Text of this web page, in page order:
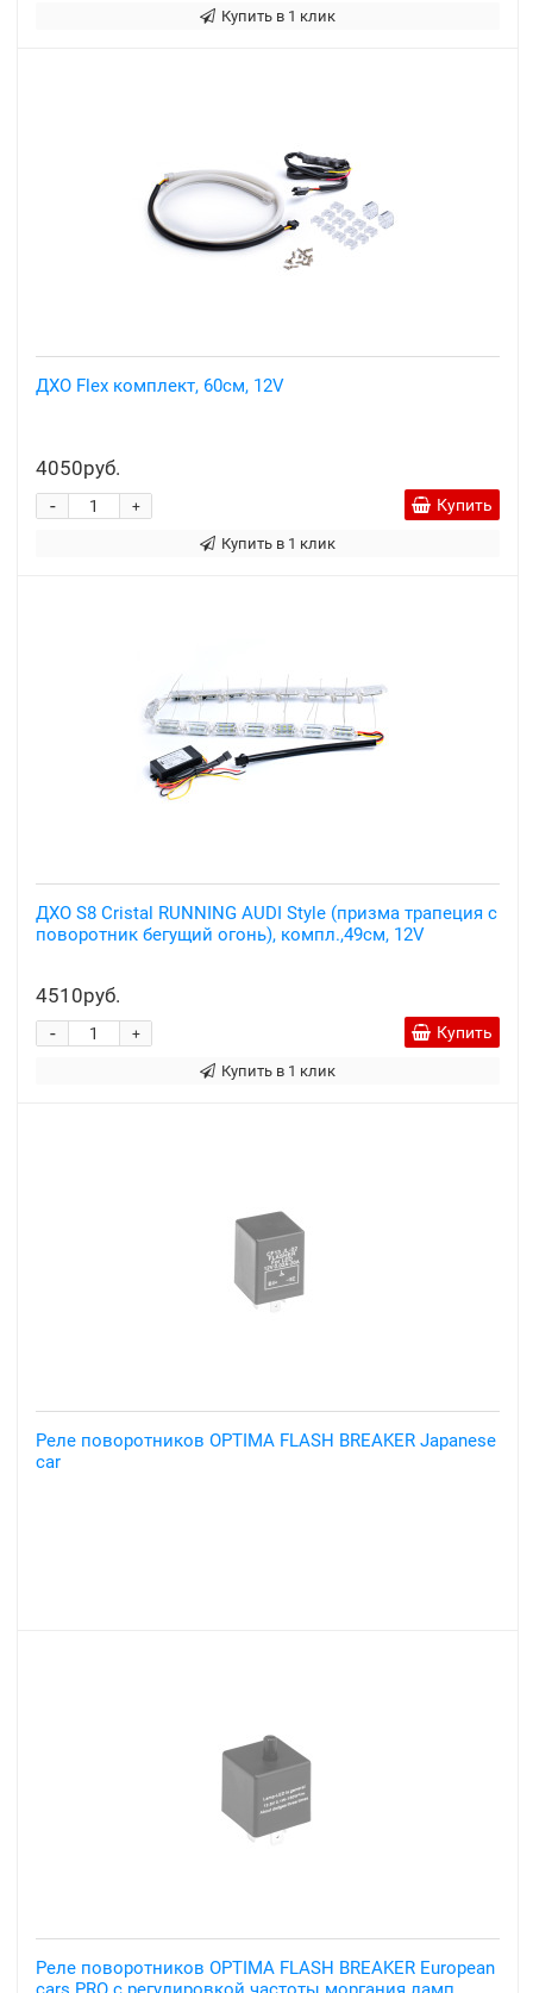
Купить в 1 клик
ДХО Flex комплект, 60см, 12V
4050руб.
+
- Купить
Купить в 1 клик
ДХО S8 Cristal RUNNING AUDI Style (призма трапеция с
поворотник бегущий огонь), компл.,49см, 12V
4510руб.
+
- Купить
Купить в 1 клик
Реле поворотников OPTIMA FLASH BREAKER Japanese
car
Реле поворотников OPTIMA FLASH BREAKER European